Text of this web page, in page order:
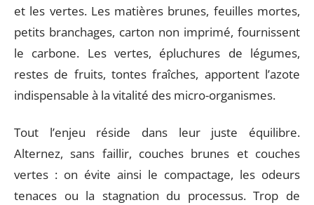
et les vertes. Les matières brunes, feuilles mortes,
petits branchages, carton non imprimé, fournissent
le carbone. Les vertes, épluchures de légumes,
restes de fruits, tontes fraîches, apportent l’azote
indispensable à la vitalité des micro-organismes.
Tout l’enjeu réside dans leur juste équilibre.
Alternez, sans faillir, couches brunes et couches
vertes : on évite ainsi le compactage, les odeurs
tenaces ou la stagnation du processus. Trop de